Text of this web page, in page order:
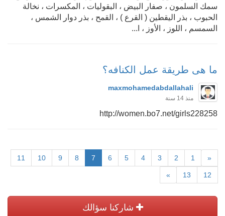
سمك السلمون ، صفار البيض ، البقوليات ، المكسرات ، نخالة
الحبوب ، بذر اليقطين ( القرع ) ، القمح ، بذر دوار الشمس ،
السمسم ، اللوز ، الأوز ، ا...
ما هى طريقة عمل الكنافه؟
maxmohamedabdallahali
منذ 14 سنة
http://women.bo7.net/girls228258
«
1
2
3
4
5
6
7
8
9
10
11
12
13
»
شاركنا سؤالك